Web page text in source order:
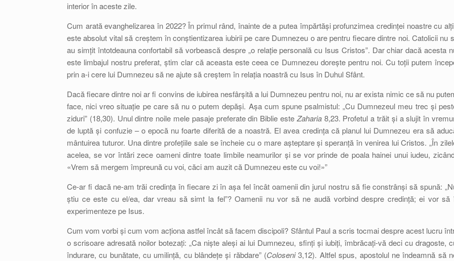
interior în aceste zile.
Cum arată evanghelizarea în 2022? În primul rând, înainte de a putea împărtăși profunzimea credinței noastre cu
este absolut vital să creștem în conștientizarea iubirii pe care Dumnezeu o are pentru fiecare dintre noi. Catolicii nu
au simțit întotdeauna confortabil să vorbească despre „o relație personală cu Isus Cristos”. Dar chiar dacă acesta
este limbajul nostru preferat, știm clar că aceasta este ceea ce Dumnezeu dorește pentru noi. Cu toții putem
prin a-i cere lui Dumnezeu să ne ajute să creștem în relația noastră cu Isus în Duhul Sfânt.
Dacă fiecare dintre noi ar fi convins de iubirea nesfârșită a lui Dumnezeu pentru noi, nu ar exista nimic ce să nu
face, nici vreo situație pe care să nu o putem depăși. Așa cum spune psalmistul: „Cu Dumnezeul meu trec și
ziduri” (18,30). Unul dintre noile mele pasaje preferate din Biblie este Zaharia8,23. Profetul a trăit și a slujit în
de luptă și confuzie – o epocă nu foarte diferită de a noastră. El avea credința că planul lui Dumnezeu era să
mântuirea tuturor. Una dintre profețiile sale se încheie cu o mare așteptare și speranță în venirea lui Cristos. „În
acelea, se vor întări zece oameni dintre toate limbile neamurilor și se vor prinde de poala hainei unui iudeu,
«Vrem să mergem împreună cu voi, căci am auzit că Dumnezeu este cu voi!»”
Ce-ar fi dacă ne-am trăi credința în fiecare zi în așa fel încât oamenii din jurul nostru să fie constrânși să spună:
știu ce este cu el/ea, dar vreau să simt la fel”? Oamenii nu vor să ne audă vorbind despre credință; ei vor să
experimenteze pe Isus.
Cum vom vorbi și cum vom acționa astfel încât să facem discipoli? Sfântul Paul a scris tocmai despre acest lucru
o scrisoare adresată noilor botezați: „Ca niște aleși ai lui Dumnezeu, sfinți și iubiți, îmbrăcați-vă deci cu dragoste,
îndurare, cu bunătate, cu umilință, cu blândețe și răbdare” (Coloseni3,12). Altfel spus, apostolul ne îndeamnă să